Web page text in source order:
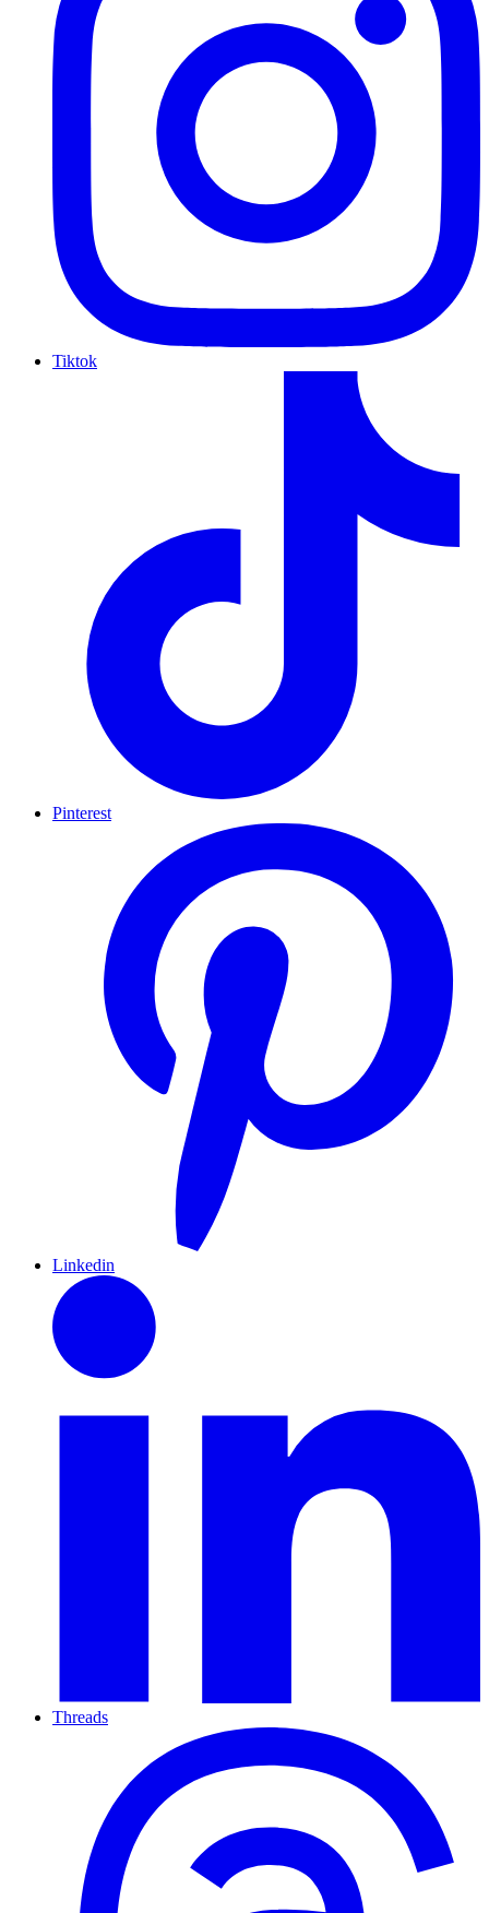
Tiktok
Pinterest
Linkedin
Threads